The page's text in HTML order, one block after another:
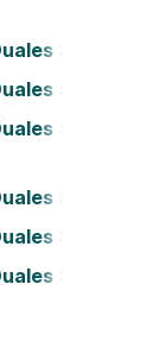
Studium
Studium
Studium
Studium
Studium
Studium